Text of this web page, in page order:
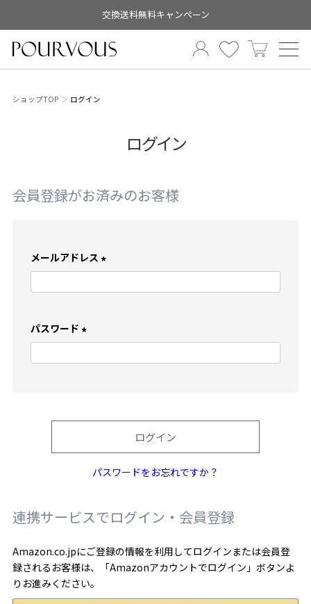
交換送料無料キャンペーン
ショップTOP ログイン
ログイン
会員登録がお済みのお客様
メールアドレス
必
パスワード
必
ログイン
パスワードをお忘れですか？
連携サービスでログイン・会員登録
Amazon.co.jpにご登録の情報を利用してログインまたは会員登
録されるお客様は、「Amazonアカウントでログイン」ボタンよ
りお進みください。